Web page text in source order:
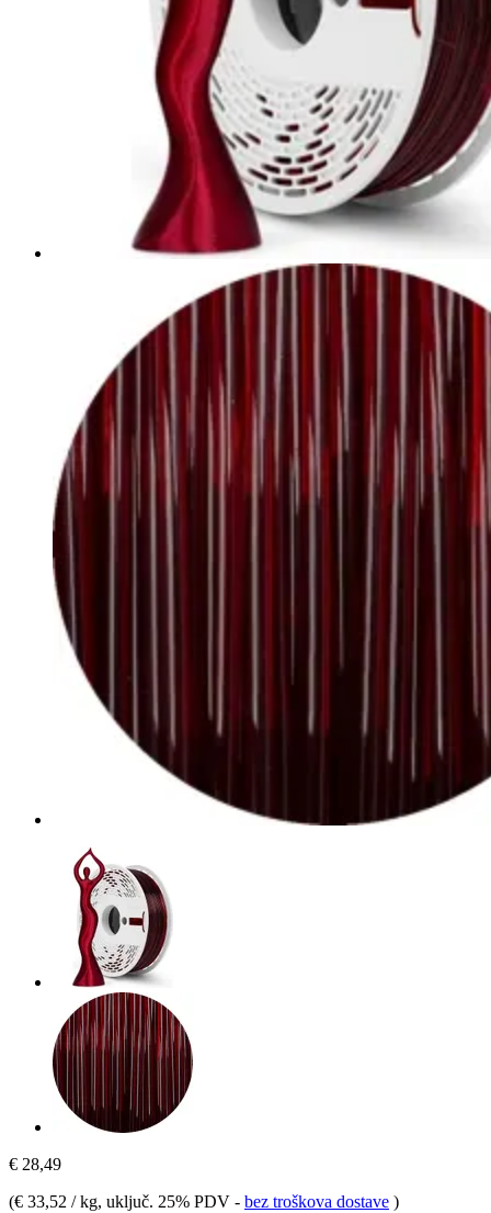
€ 28,49
(€ 33,52 / kg, uključ. 25% PDV - bez troškova dostave )